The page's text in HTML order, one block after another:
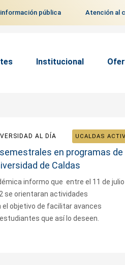
pública Atención al
Institucional
AL DÍA UCALDAS
en programas de
de Caldas
informo que entre el 11 de
se orientaran actividades
objetivo de facilitar avances
que así lo deseen.